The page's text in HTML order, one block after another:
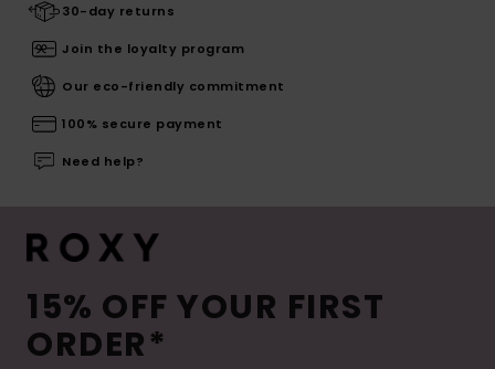
30-day returns
Join the loyalty program
Our eco-friendly commitment
100% secure payment
Need help?
15% OFF YOUR FIRST
ORDER*